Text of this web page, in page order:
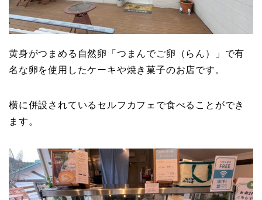
黄身がつまめる自然卵「つまんでご卵（らん）」で有
名な卵を使用したケーキや焼き菓子のお店です。
横に併設されているセルフカフェで食べることができ
ます。